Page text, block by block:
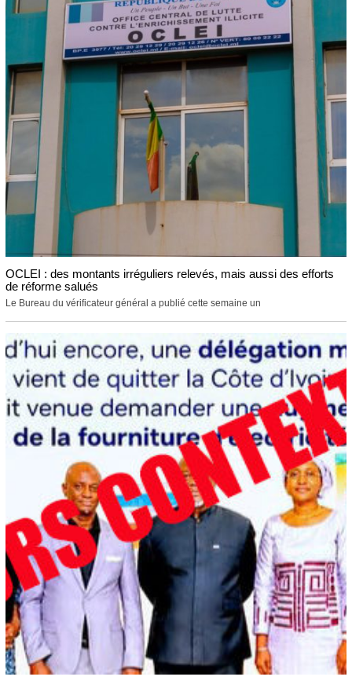
OCLEI : des montants irréguliers relevés, mais aussi des efforts
de réforme salués
Le Bureau du vérificateur général a publié cette semaine un